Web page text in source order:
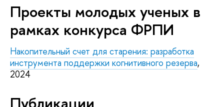
Проекты молодых ученых в
рамках конкурса ФРПИ
Накопительный счет для старения: разработка
инструмента поддержки когнитивного резерва,
2024